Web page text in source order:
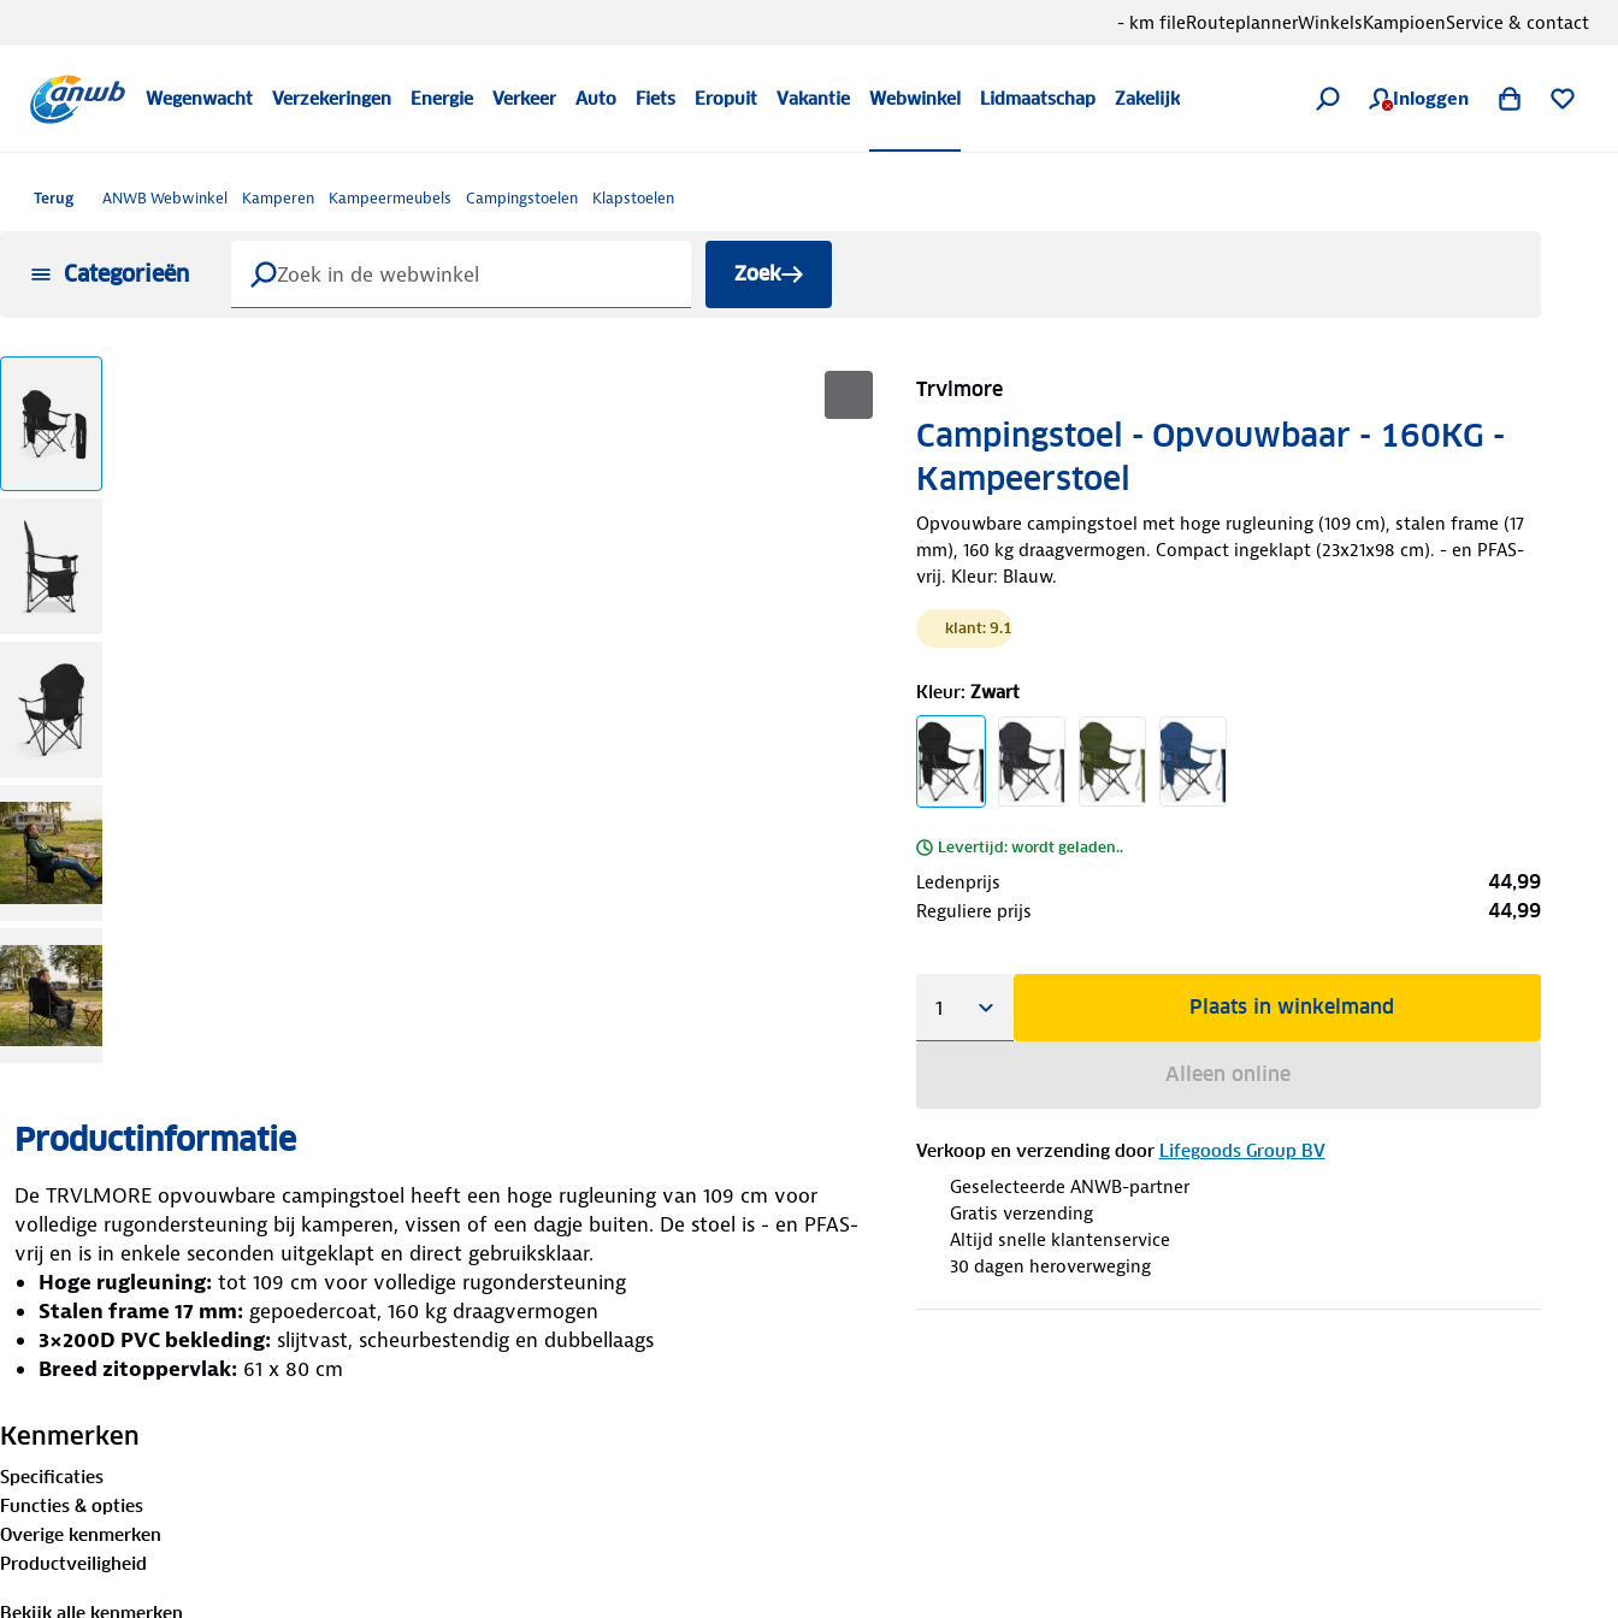
Wegenwacht Verzekeringen Energie Verkeer Auto Fiets Eropuit Vakantie Webwinkel Lidmaatschap Zakelijk Inloggen
- km fileRouteplannerWinkelsKampioenService & contact
Terug ANWB Webwinkel Kamperen Kampeermeubels Campingstoelen Klapstoelen
Categorieën Zoek
Trvlmore
Campingstoel - Opvouwbaar - 160KG -
Kampeerstoel
Opvouwbare campingstoel met hoge rugleuning (109 cm), stalen frame (17
mm), 160 kg draagvermogen. Compact ingeklapt (23x21x98 cm). - en PFAS-
vrij. Kleur: Blauw.
klant: 9.1
Kleur: Zwart
Levertijd: wordt geladen..
Ledenprijs 44,99
Reguliere prijs 44,99
Plaats in winkelmand
Alleen online
Verkoop en verzending door Lifegoods Group BV
Geselecteerde ANWB-partner
Gratis verzending
Altijd snelle klantenservice
30 dagen heroverweging
Productinformatie
De TRVLMORE opvouwbare campingstoel heeft een hoge rugleuning van 109 cm voor
volledige rugondersteuning bij kamperen, vissen of een dagje buiten. De stoel is - en PFAS-
vrij en is in enkele seconden uitgeklapt en direct gebruiksklaar.
Hoge rugleuning: tot 109 cm voor volledige rugondersteuning
Stalen frame 17 mm: gepoedercoat, 160 kg draagvermogen
3×200D PVC bekleding: slijtvast, scheurbestendig en dubbellaags
Breed zitoppervlak: 61 x 80 cm
Stevig frame voor langdurig buitengebruik
poedercoating om roest en krassen tegen te gaan. De 3×200D PVC zitting is dichtgeweven en
dubbellaags: slijtvast, scheurbestendig en veert niet te ver door. Zo biedt de stoel altijd de
juiste ondersteuning tijdens kamperen, vissen of een picknick.
Ruim zitoppervlak met hoge rugleuning
Met een zitoppervlak van 61 x 80 cm en een rugleuning van 109 cm ondersteunt de stoel de
Kenmerken
Specificaties
Functies & opties
Overige kenmerken
Productveiligheid